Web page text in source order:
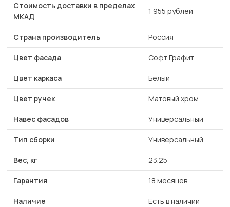
Стоимость доставки в пределах
МКАД
1 955 рублей
Страна производитель Россия
Цвет фасада Софт Графит
Цвет каркаса Белый
Цвет ручек Матовый хром
Навес фасадов Универсальный
Тип сборки Универсальный
Вес, кг 23.25
Гарантия 18 месяцев
Наличие Есть в наличии